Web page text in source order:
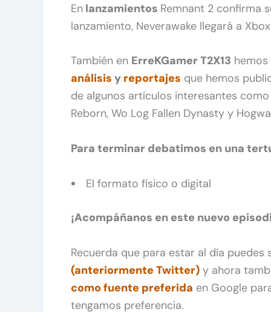
En lanzamientos Remnant 2 confirma
lanzamiento, Neverawake llegará a
También en ErreKGamer T2X13
análisis y reportajes que hemos
de algunos artículos interesantes
Reborn, Wo Log Fallen Dynasty y
Para terminar debatimos en una
El formato físico o digital
¡Acompáñanos en este nuevo
Recuerda que para estar al día
(anteriormente Twitter) y ahora
como fuente preferida en Google
tengamos preferencia.